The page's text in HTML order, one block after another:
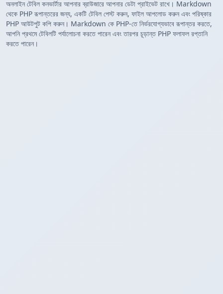
অনলাইন টেবিল কনভার্টার আপনার ব্রাউজারে আপনার ডেটা প্রাইভেট রাখে। Markdown
থেকে PHP রূপান্তরের জন্য, একটি টেবিল পেস্ট করুন, ফাইল আপলোড করুন এবং পরিষ্কার
PHP আউটপুট কপি করুন। Markdown কে PHP-তে নির্ভরযোগ্যভাবে রূপান্তর করতে,
আপনি প্রথমে টেবিলটি পর্যালোচনা করতে পারেন এবং তারপর চূড়ান্ত PHP ফলাফল রপ্তানি
করতে পারেন।